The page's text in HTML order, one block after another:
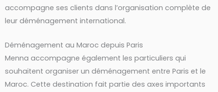
accompagne ses clients dans l’organisation complète de
leur déménagement international.
Déménagement au Maroc depuis Paris
Menna accompagne également les particuliers qui
souhaitent organiser un déménagement entre Paris et le
Maroc. Cette destination fait partie des axes importants